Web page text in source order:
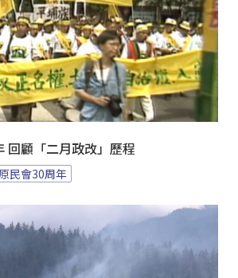
回顧「二月政改」歷程
原民會30周年